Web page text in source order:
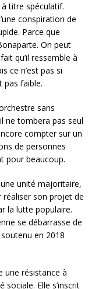
titre spéculatif.
conspiration de
Parce que
On peut
qu’il ressemble à
ce n’est pas si
pas faible.
sans
ne tombera pas seul
compter sur un
de personnes
pour beaucoup.
unité majoritaire,
réaliser son projet de
la lutte populaire.
se débarrasse de
en 2018
une résistance à
sociale. Elle s’inscrit